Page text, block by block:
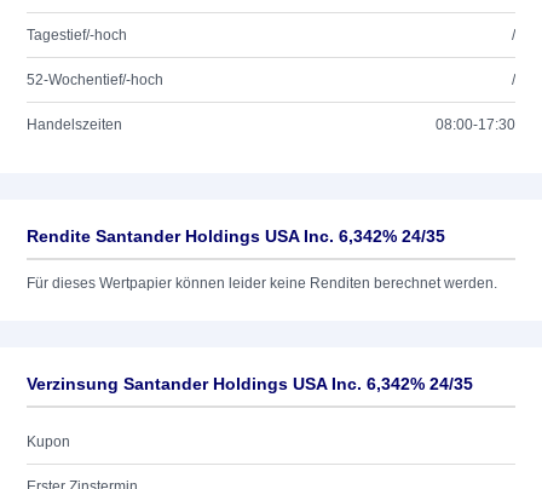
Tagestief/-hoch /
52-Wochentief/-hoch /
Handelszeiten 08:00-17:30
Rendite Santander Holdings USA Inc. 6,342% 24/35
Für dieses Wertpapier können leider keine Renditen berechnet werden.
Verzinsung Santander Holdings USA Inc. 6,342% 24/35
Kupon